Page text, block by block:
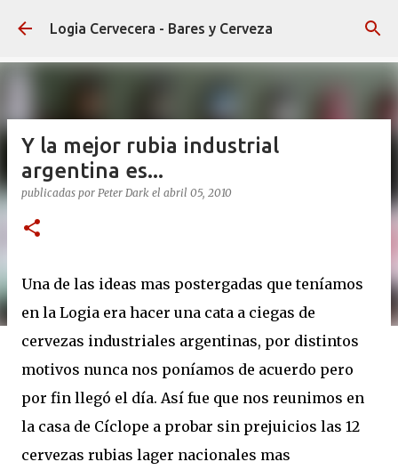
Ir al contenido principal
Logia Cervecera - Bares y Cerveza
Y la mejor rubia industrial
argentina es...
publicadas por Peter Dark el abril 05, 2010
Una de las ideas mas postergadas que teníamos
en la Logia era hacer una cata a ciegas de
cervezas industriales argentinas, por distintos
motivos nunca nos poníamos de acuerdo pero
por fin llegó el día. Así fue que nos reunimos en
la casa de Cíclope a probar sin prejuicios las 12
cervezas rubias lager nacionales mas